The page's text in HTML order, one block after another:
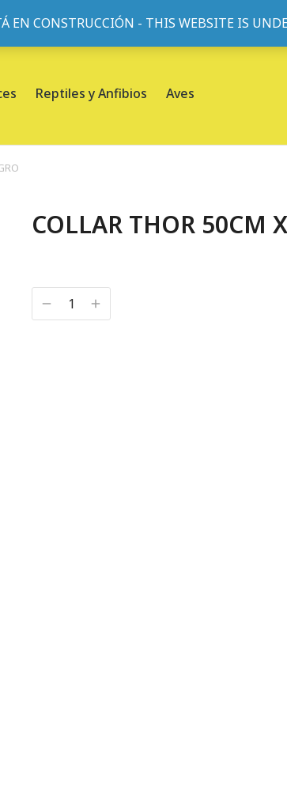
EN CONSTRUCCIÓN - THIS WEBSITE IS
|Sobre nosotros Mi cuenta
Reptiles y Anfibios Aves
COLLAR THOR 50CM